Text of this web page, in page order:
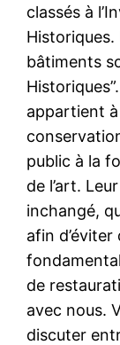
classés à
Historiques.
bâtiments
appartient
public à la
de l’art.
inchangé,
afin
de
avec nous.
discuter